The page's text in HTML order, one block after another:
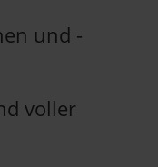
und -
voller